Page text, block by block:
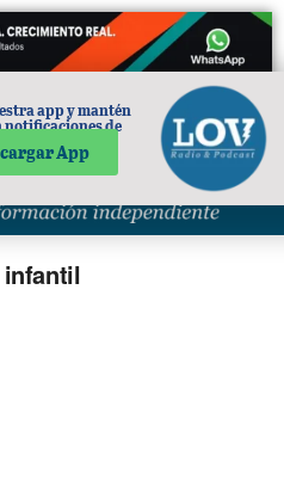
app y mantén
notificaciones de
App